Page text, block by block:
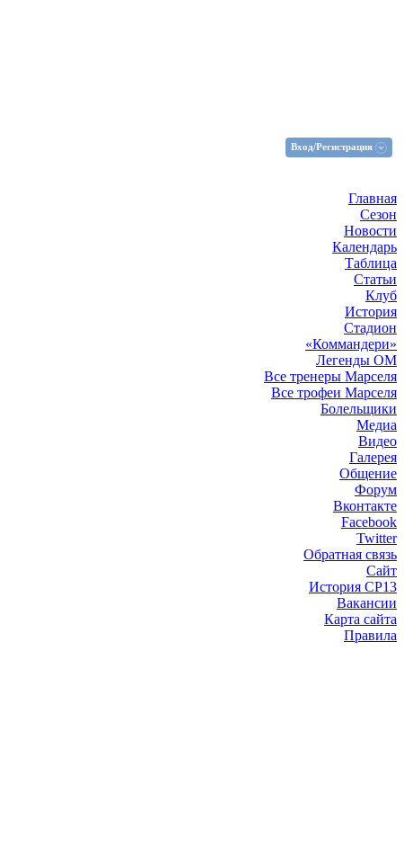
Вход/Регистрация
Главная
Сезон
Новости
Календарь
Таблица
Статьи
Клуб
История
Стадион
«Коммандери»
Легенды ОМ
Все тренеры Марселя
Все трофеи Марселя
Болельщики
Медиа
Видео
Галерея
Общение
Форум
Вконтакте
Facebook
Twitter
Обратная связь
Сайт
История СР13
Вакансии
Карта сайта
Правила